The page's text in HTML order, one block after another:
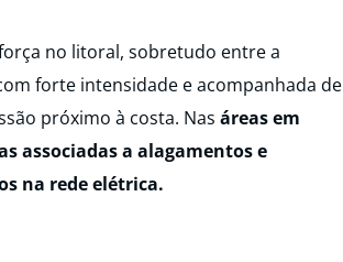
no litoral, sobretudo entre a
forte intensidade e acompanhada de
próximo à costa. Nas áreas em
associadas a alagamentos e
na rede elétrica.